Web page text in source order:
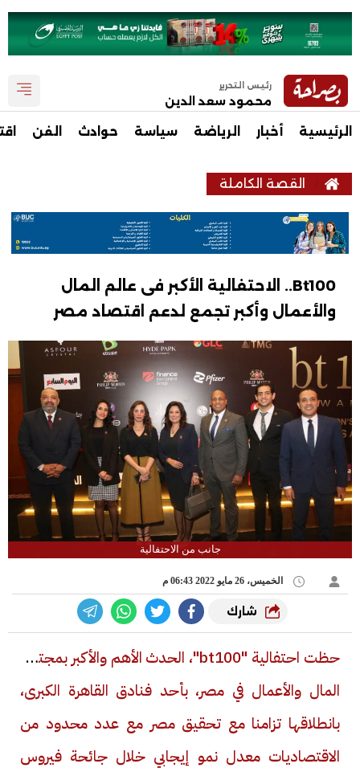
رئيس التحرير
محمود سعد الدين
الرئيسية أخبار الرياضة سياسة حوادث الفن
القصة الكاملة
Bt100.. الاحتفالية الأكبر فى عالم المال
والأعمال وأكبر تجمع لدعم اقتصاد مصر
جانب من الاحتفالية
الخميس، 26 مايو 2022 06:43 م
شارك
حظت احتفالية "bt100"، الحدث الأهم والأكبر بمجتمع
المال والأعمال في مصر، بأحد فنادق القاهرة الكبرى،
بانطلاقها تزامنا مع تحقيق مصر مع عدد محدود من
الاقتصاديات معدل نمو إيجابي خلال جائحة فيروس